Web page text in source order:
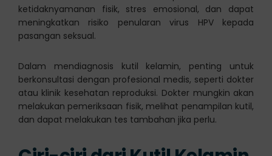
ketidaknyamanan fisik, stres emosional, dan dapat
meningkatkan risiko penularan virus HPV kepada
pasangan seksual.
Dalam mendiagnosis kutil kelamin, penting untuk
berkonsultasi dengan profesional medis, seperti dokter
atau klinik kesehatan reproduksi. Dokter mungkin akan
melakukan pemeriksaan fisik, melihat penampilan kutil,
dan dapat melakukan tes tambahan jika perlu.